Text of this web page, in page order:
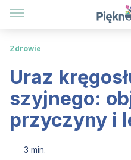
Zdrowie
Uraz
szyjnego:
przyczyny i
3 min.